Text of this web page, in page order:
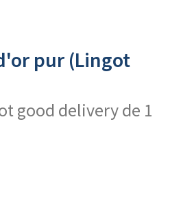
pur (Lingot
good delivery de 1